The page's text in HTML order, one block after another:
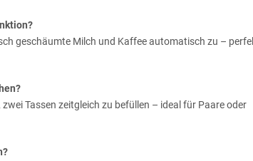
geschäumte Milch und Kaffee automatisch zu –
Tassen zeitgleich zu befüllen – ideal für Paare oder